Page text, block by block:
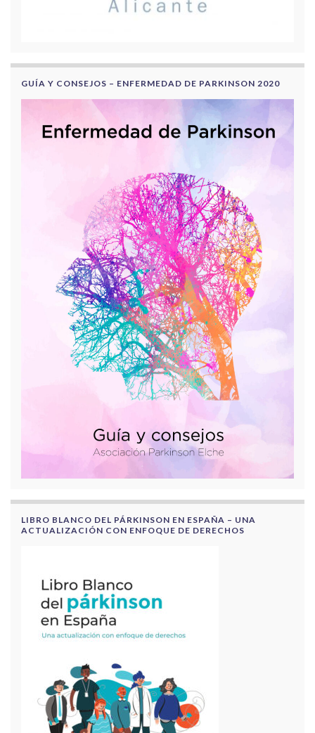
GUÍA Y CONSEJOS – ENFERMEDAD DE PARKINSON 2020
LIBRO BLANCO DEL PÁRKINSON EN ESPAÑA – UNA
ACTUALIZACIÓN CON ENFOQUE DE DERECHOS